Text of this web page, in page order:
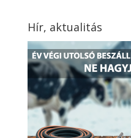
Hír, aktualitás